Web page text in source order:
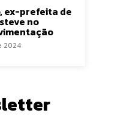
ex-prefeita de
no
2024